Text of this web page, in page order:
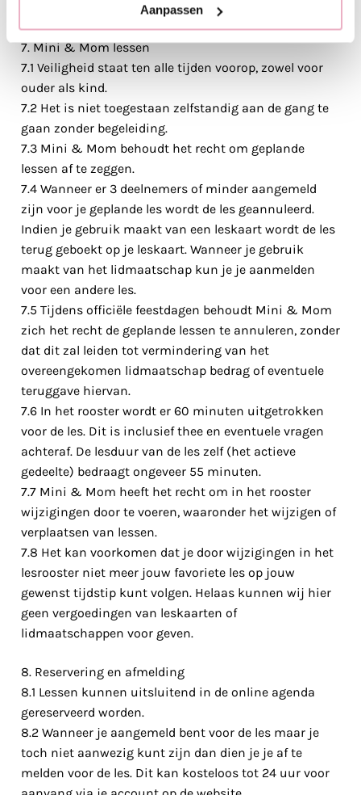
Aanpassen
geheel ten lasten van jou als lid.
7. Mini & Mom lessen
7.1 Veiligheid staat ten alle tijden voorop, zowel voor
ouder als kind.
7.2 Het is niet toegestaan zelfstandig aan de gang te
gaan zonder begeleiding.
7.3 Mini & Mom behoudt het recht om geplande
lessen af te zeggen.
7.4 Wanneer er 3 deelnemers of minder aangemeld
zijn voor je geplande les wordt de les geannuleerd.
Indien je gebruik maakt van een leskaart wordt de les
terug geboekt op je leskaart. Wanneer je gebruik
maakt van het lidmaatschap kun je je aanmelden
voor een andere les.
7.5 Tijdens officiële feestdagen behoudt Mini & Mom
zich het recht de geplande lessen te annuleren, zonder
dat dit zal leiden tot vermindering van het
overeengekomen lidmaatschap bedrag of eventuele
teruggave hiervan.
7.6 In het rooster wordt er 60 minuten uitgetrokken
voor de les. Dit is inclusief thee en eventuele vragen
achteraf. De lesduur van de les zelf (het actieve
gedeelte) bedraagt ongeveer 55 minuten.
7.7 Mini & Mom heeft het recht om in het rooster
wijzigingen door te voeren, waaronder het wijzigen of
verplaatsen van lessen.
7.8 Het kan voorkomen dat je door wijzigingen in het
lesrooster niet meer jouw favoriete les op jouw
gewenst tijdstip kunt volgen. Helaas kunnen wij hier
geen vergoedingen van leskaarten of
lidmaatschappen voor geven.
8. Reservering en afmelding
8.1 Lessen kunnen uitsluitend in de online agenda
gereserveerd worden.
8.2 Wanneer je aangemeld bent voor de les maar je
toch niet aanwezig kunt zijn dan dien je je af te
melden voor de les. Dit kan kosteloos tot 24 uur voor